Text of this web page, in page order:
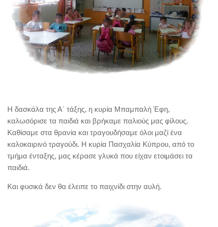
Η δασκάλα της Α΄ τάξης, η κυρία Μπαμπαλή Έφη,
καλωσόρισε τα παιδιά και βρήκαμε παλιούς μας φίλους.
Καθίσαμε στα θρανία και τραγουδήσαμε όλοι μαζί ένα
καλοκαιρινό τραγούδι. Η κυρία Πασχαλία Κύπρου, από το
τμήμα ένταξης, μας κέρασε γλυκά που είχαν ετοιμάσει τα
παιδιά.
Και φυσικά δεν θα έλειπε το παιχνίδι στην αυλή.